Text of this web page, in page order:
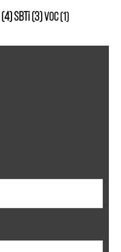
(4)SBTi(3)VOC(1)